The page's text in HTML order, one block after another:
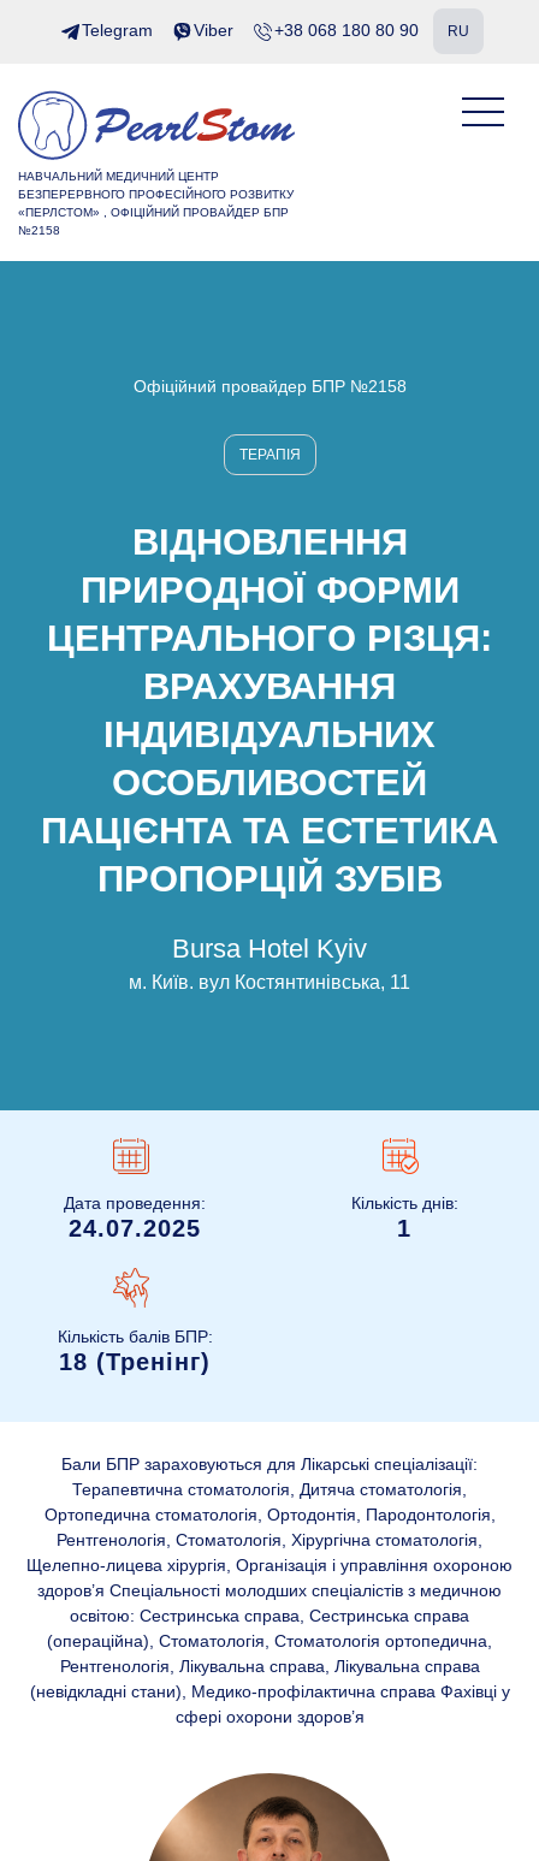
Telegram Viber +38 068 180 80 90 RU
НАВЧАЛЬНИЙ МЕДИЧНИЙ ЦЕНТР
БЕЗПЕРЕРВНОГО ПРОФЕСІЙНОГО РОЗВИТКУ
«ПЕРЛСТОМ» , ОФІЦІЙНИЙ ПРОВАЙДЕР БПР
№2158
Офіційний провайдер БПР №2158
ТЕРАПІЯ
ВІДНОВЛЕННЯ
ПРИРОДНОЇ ФОРМИ
ЦЕНТРАЛЬНОГО РІЗЦЯ:
ВРАХУВАННЯ
ІНДИВІДУАЛЬНИХ
ОСОБЛИВОСТЕЙ
ПАЦІЄНТА ТА ЕСТЕТИКА
ПРОПОРЦІЙ ЗУБІВ
Bursa Hotel Kyiv
м. Київ. вул Костянтинівська, 11
Дата проведення:
24.07.2025
Кількість днів:
1
Кількість балів БПР:
18 (Тренінг)
Бали БПР зараховуються для Лікарські спеціалізації:
Терапевтична стоматологія, Дитяча стоматологія,
Ортопедична стоматологія, Ортодонтія, Пародонтологія,
Рентгенологія, Стоматологія, Хірургічна стоматологія,
Щелепно-лицева хірургія, Організація і управління охороною
здоров’я Спеціальності молодших спеціалістів з медичною
освітою: Сестринська справа, Сестринська справа
(операційна), Стоматологія, Стоматологія ортопедична,
Рентгенологія, Лікувальна справа, Лікувальна справа
(невідкладні стани), Медико-профілактична справа Фахівці у
сфері охорони здоров’я